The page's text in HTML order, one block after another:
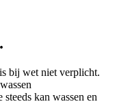
bij wet niet verplicht.
kan wassen en